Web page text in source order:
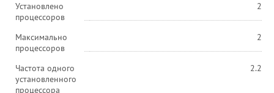
Установлено
процессоров
2
Максимально
процессоров
2
Частота одного
установленного
процессора
2.2